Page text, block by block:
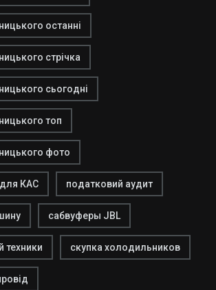
останні
стрічка
сьогодні
топ
фото
КАС податковий аудит
сабвуферы JBL
техники скупка холодильников